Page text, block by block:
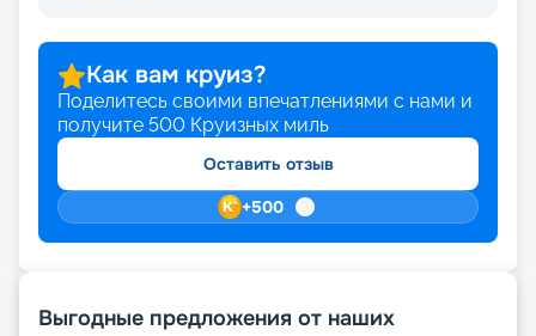
Как вам круиз?
Поделитесь своими впечатлениями с нами и
получите 500 Круизных миль
Оставить отзыв
+500
Выгодные предложения от наших